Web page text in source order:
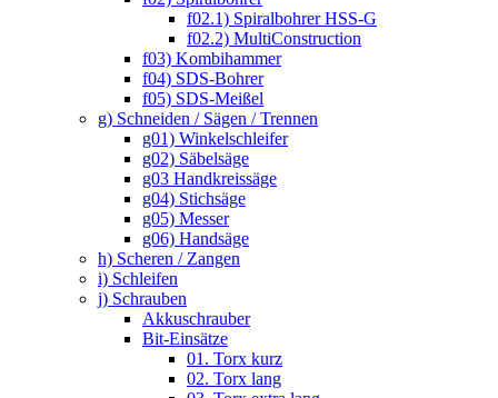
f02.1) Spiralbohrer HSS-G
f02.2) MultiConstruction
f03) Kombihammer
f04) SDS-Bohrer
f05) SDS-Meißel
g) Schneiden / Sägen / Trennen
g01) Winkelschleifer
g02) Säbelsäge
g03 Handkreissäge
g04) Stichsäge
g05) Messer
g06) Handsäge
h) Scheren / Zangen
i) Schleifen
j) Schrauben
Akkuschrauber
Bit-Einsätze
01. Torx kurz
02. Torx lang